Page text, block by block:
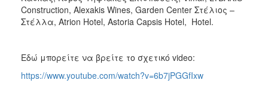
Construction, Alexakis Wines, Garden Center Στέλιος –
Στέλλα, Atrion Hotel, Astoria Capsis Hotel, Hotel.
Εδώ μπορείτε να βρείτε το σχετικό video:
https://www.youtube.com/watch?v=6b7jPGGfIxw